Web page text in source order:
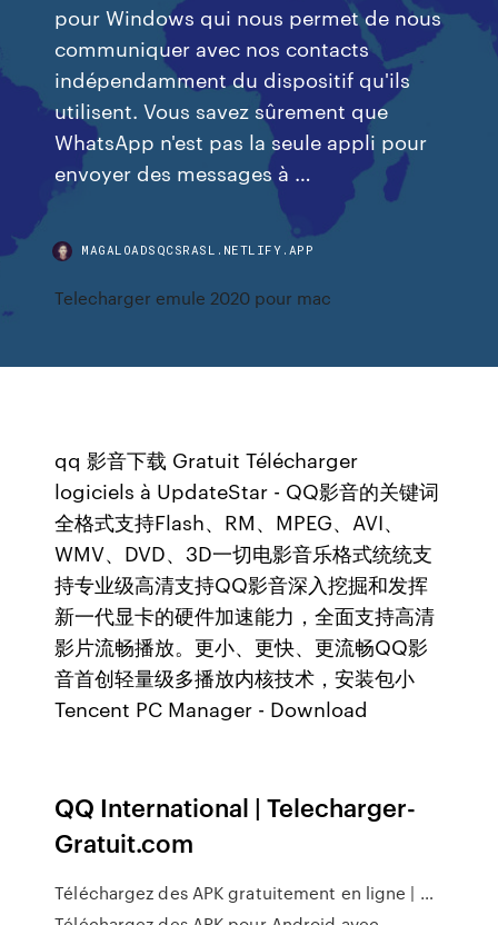
pour Windows qui nous permet de nous
communiquer avec nos contacts
indépendamment du dispositif qu'ils
utilisent. Vous savez sûrement que
WhatsApp n'est pas la seule appli pour
envoyer des messages à …
MAGALOADSQCSRASL.NETLIFY.APP
Telecharger emule 2020 pour mac
qq 影音下载 Gratuit Télécharger
logiciels à UpdateStar - QQ影音的关键词
全格式支持Flash、RM、MPEG、AVI、
WMV、DVD、3D一切电影音乐格式统统支
持专业级高清支持QQ影音深入挖掘和发挥
新一代显卡的硬件加速能力，全面支持高清
影片流畅播放。更小、更快、更流畅QQ影
音首创轻量级多播放内核技术，安装包小
Tencent PC Manager - Download
QQ International | Telecharger-
Gratuit.com
Téléchargez des APK gratuitement en ligne | …